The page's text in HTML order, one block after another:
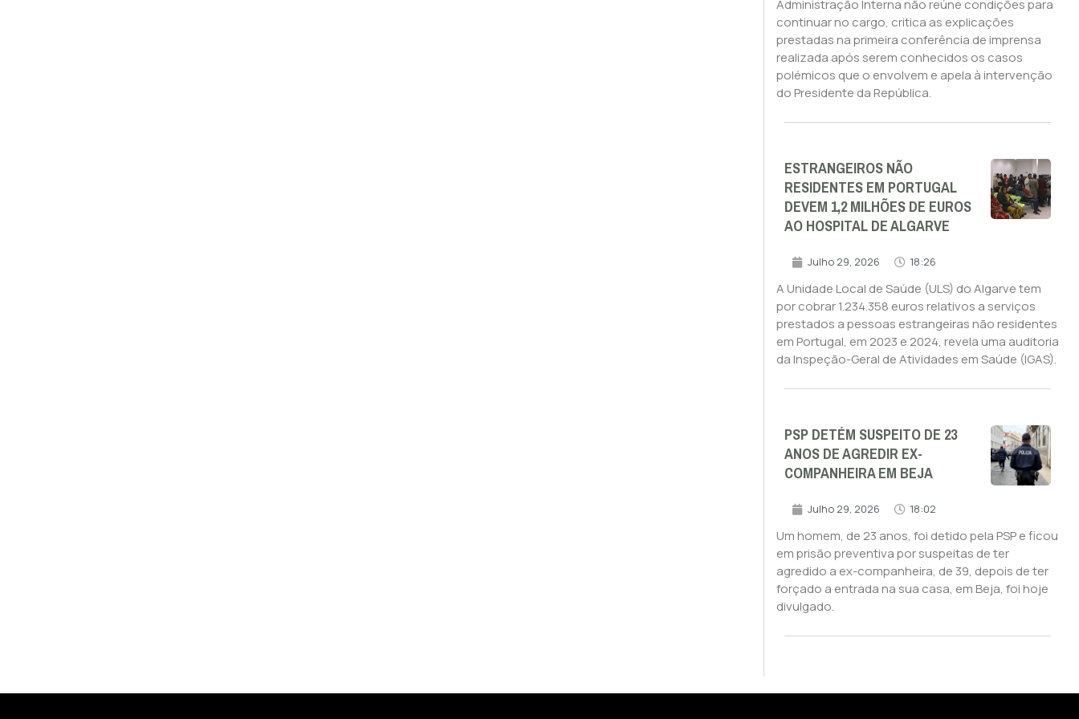
Administração Interna não reúne condições para
continuar no cargo, critica as explicações
prestadas na primeira conferência de imprensa
realizada após serem conhecidos os casos
polémicos que o envolvem e apela à intervenção
do Presidente da República.
ESTRANGEIROS NÃO
RESIDENTES EM PORTUGAL
DEVEM 1,2 MILHÕES DE EUROS
AO HOSPITAL DE ALGARVE
Julho 29, 2026 18:26
A Unidade Local de Saúde (ULS) do Algarve tem
por cobrar 1.234.358 euros relativos a serviços
prestados a pessoas estrangeiras não residentes
em Portugal, em 2023 e 2024, revela uma auditoria
da Inspeção-Geral de Atividades em Saúde (IGAS).
PSP DETÉM SUSPEITO DE 23
ANOS DE AGREDIR EX-
COMPANHEIRA EM BEJA
Julho 29, 2026 18:02
Um homem, de 23 anos, foi detido pela PSP e ficou
em prisão preventiva por suspeitas de ter
agredido a ex-companheira, de 39, depois de ter
forçado a entrada na sua casa, em Beja, foi hoje
divulgado.